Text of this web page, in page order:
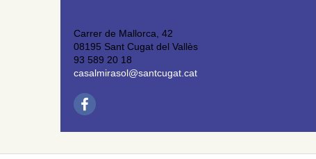
Carrer de Mallorca, 42
08195 Sant Cugat del Vallès
93 589 20 18
casalmirasol@santcugat.cat